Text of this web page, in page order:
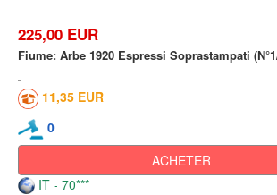
225,00 EUR
Fiume: Arbe 1920 Espressi Soprastampati
11,35 EUR
0
ACHETER
IT - 70***